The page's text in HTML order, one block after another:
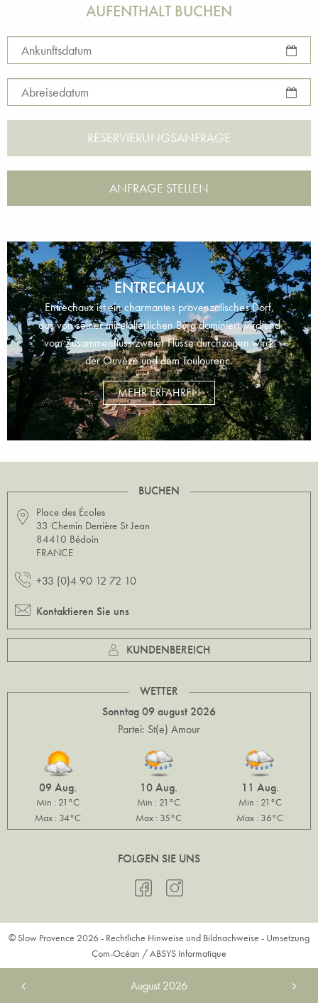
AUFENTHALT BUCHEN
Ankunftsdatum
Abreisedatum
ANFRAGE STELLEN
ENTRECHAUX
Entrechaux ist ein charmantes provenzalisches Dorf,
das von seiner mittelalterlichen Burg dominiert wird und
vom Zusammenfluss zweier Flüsse durchzogen wird:
der Ouvèze und dem Toulourenc.
MEHR ERFAHREN
BUCHEN
Place des Écoles
33 Chemin Derrière St Jean
84410 Bédoin
FRANCE
+33 (0)4 90 12 72 10
Kontaktieren Sie uns
KUNDENBEREICH
WETTER
Sonntag 09 august 2026
Partei: St(e) Amour
09 Aug.
Min : 21°C
Max : 34°C
10 Aug.
Min : 21°C
Max : 35°C
11 Aug.
Min : 21°C
Max : 36°C
FOLGEN SIE UNS
© Slow Provence 2026 - Rechtliche Hinweise und Bildnachweise - Umsetzung
Com-Océan /ABSYS Informatique
August 2026